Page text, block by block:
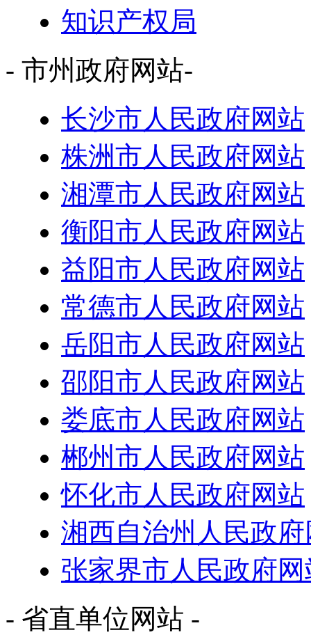
知识产权局
- 市州政府网站-
长沙市人民政府网站
株洲市人民政府网站
湘潭市人民政府网站
衡阳市人民政府网站
益阳市人民政府网站
常德市人民政府网站
岳阳市人民政府网站
邵阳市人民政府网站
娄底市人民政府网站
郴州市人民政府网站
怀化市人民政府网站
湘西自治州人民政
张家界市人民政府网
- 省直单位网站 -